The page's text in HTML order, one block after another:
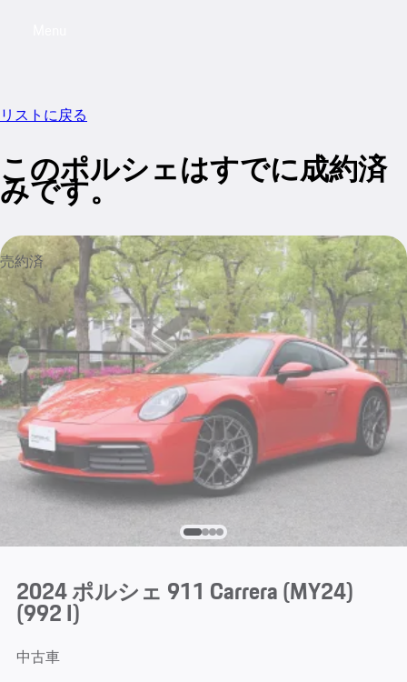
リストに戻る
このポルシェはすでに成約済
みです。
売約済
2024 ポルシェ 911 Carrera (MY24)
(992 I)
中古車